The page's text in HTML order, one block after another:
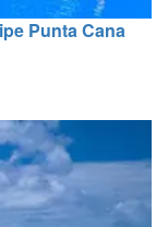
Punta Cana